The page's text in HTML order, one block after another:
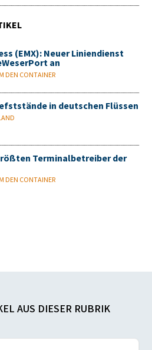
(EMX): Neuer Liniendienst
an
DEN CONTAINER
in deutschen Flüssen
Terminalbetreiber der
DEN CONTAINER
AUS DIESER RUBRIK